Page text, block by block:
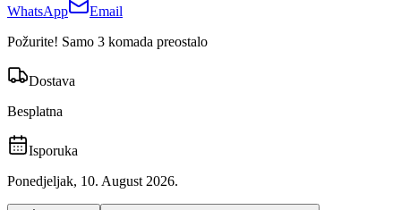
WhatsApp
Email
Požurite! Samo 3 komada preostalo
Dostava
Besplatna
Isporuka
Ponedjeljak, 10. August 2026.